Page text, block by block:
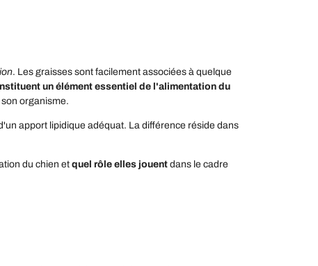
. Les graisses sont facilement associées à quelque
un élément essentiel de l'alimentationdu
organisme.
apport lipidique adéquat. La différence réside dans
du chien et quel rôle elles jouent dans le cadre